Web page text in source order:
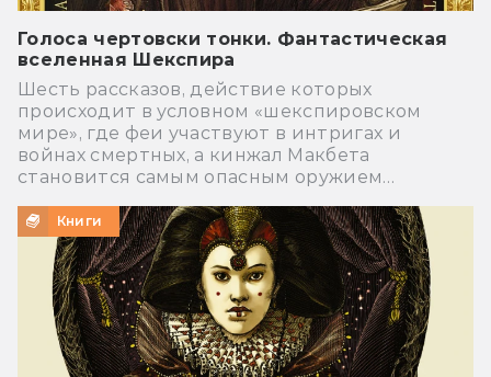
Голоса чертовски тонки. Фантастическая
вселенная Шекспира
Шесть рассказов, действие которых
происходит в условном «шекспировском
мире», где феи участвуют в интригах и
войнах смертных, а кинжал Макбета
становится самым опасным оружием…
Книги